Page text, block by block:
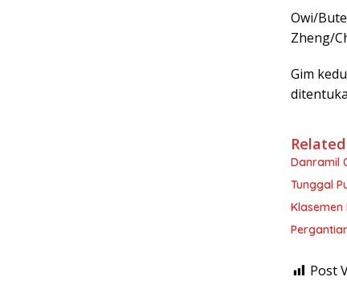
Owi/
Zheng/
Gim
Danramil
Tunggal
Klasemen
Post